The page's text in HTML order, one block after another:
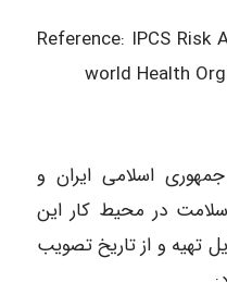
Reference: IPCS
world Health
قانون کار جمهوری اسلامی ایران و
در محیط کار این
تهیه و از تاریخ تصویب